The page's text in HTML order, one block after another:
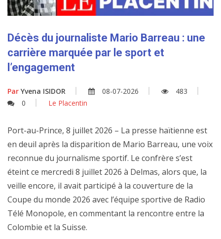
Décès du journaliste Mario Barreau : une
carrière marquée par le sport et
l’engagement
Par Yvena ISIDOR 08-07-2026
483
0
Le Placentin
Port-au-Prince, 8 juillet 2026 – La presse haïtienne est
en deuil après la disparition de Mario Barreau, une voix
reconnue du journalisme sportif. Le confrère s’est
éteint ce mercredi 8 juillet 2026 à Delmas, alors que, la
veille encore, il avait participé à la couverture de la
Coupe du monde 2026 avec l’équipe sportive de Radio
Télé Monopole, en commentant la rencontre entre la
Colombie et la Suisse.